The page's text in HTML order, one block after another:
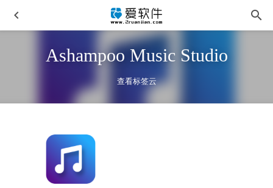
Ashampoo Music Studio
查看标签云
Winxvideo AI v4.6.0 中文免安装便携版-AI影像增强工具
2025-12-13
班迪录屏 Bandicam v8.3.0.2533中文便携版-屏幕录制工具